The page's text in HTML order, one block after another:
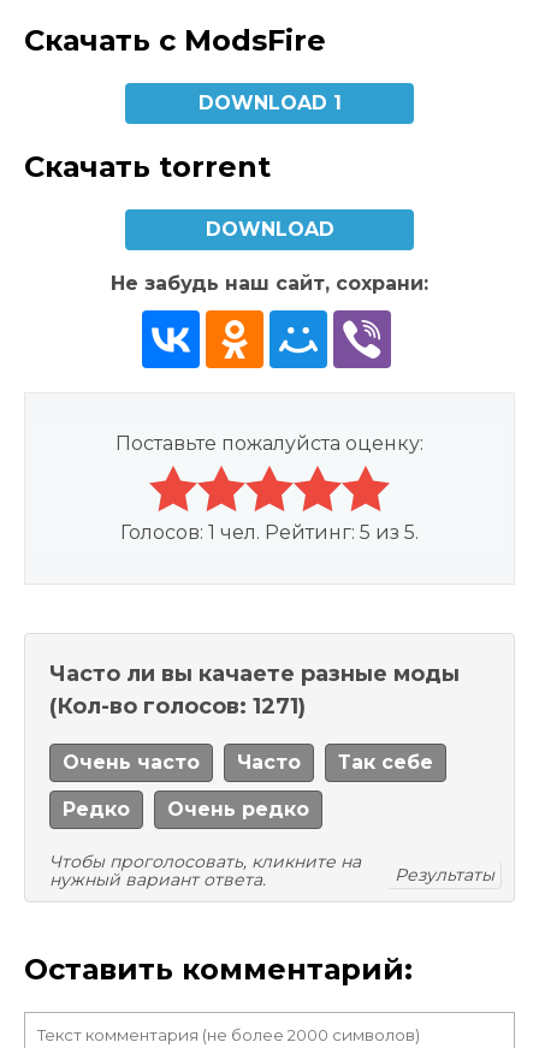
Скачать с ModsFire
DOWNLOAD 1
Скачать torrent
DOWNLOAD
Не забудь наш сайт, сохрани:
Поставьте пожалуйста оценку:
Голосов: 1 чел. Рейтинг: 5 из 5.
Часто ли вы качаете разные моды
(Кол-во голосов: 1271)
Очень часто Часто Так себе
Редко Очень редко
Чтобы проголосовать, кликните на
нужный вариант ответа.
Результаты
Оставить комментарий: